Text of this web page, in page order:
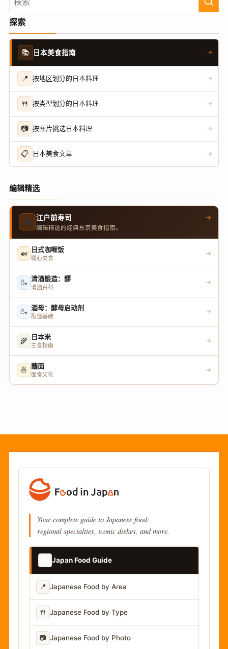
探索
📚 日本美食指南 →
📍 按地区划分的日本料理 →
🍴 按类型划分的日本料理 →
📷 按图片挑选日本料理 →
📋 日本美食文章 →
编辑精选
🍣 江户前寿司
编辑精选的经典东京美食指南。
→
🍛 日式咖喱饭
暖心美食
→
🍶 清酒酿造：醪
清酒百科
→
🍶 酒母：酵母启动剂
酿造基础
→
🌾 日本米
主食指南
→
🍜 蘸面
面食文化
→
Your complete guide to Japanese food:
regional specialties, iconic dishes, and more.
Japan Food Guide
📍 Japanese Food by Area
🍴 Japanese Food by Type
📷 Japanese Food by Photo